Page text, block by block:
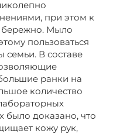
при этом к
бережно. Мыло
пользоваться
семьи. В составе
ранки на
количество
было доказано, что
кожу рук,